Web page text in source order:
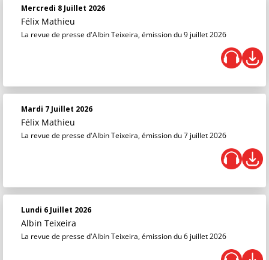
Mercredi 8 Juillet 2026
Félix Mathieu
La revue de presse d'Albin Teixeira, émission du 9 juillet 2026
Mardi 7 Juillet 2026
Félix Mathieu
La revue de presse d'Albin Teixeira, émission du 7 juillet 2026
Lundi 6 Juillet 2026
Albin Teixeira
La revue de presse d'Albin Teixeira, émission du 6 juillet 2026